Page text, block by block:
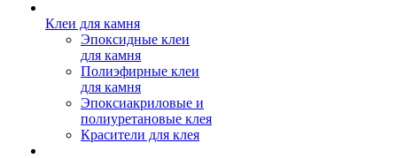
Клеи для камня
Эпоксидные клеи
для камня
Полиэфирные клеи
для камня
Эпоксиакриловые и
полиуретановые клея
Красители для клея